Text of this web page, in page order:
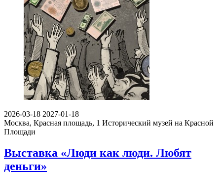
2026-03-18 2027-01-18
Москва, Красная площадь, 1 Исторический музей на Красной
Площади
Выставка «Люди как люди. Любят
деньги»